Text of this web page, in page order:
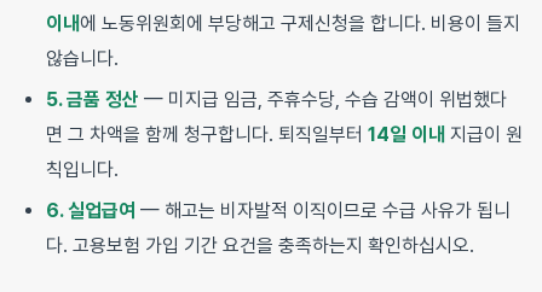
이내에 노동위원회에 부당해고 구제신청을 합니다. 비용이 들지
않습니다.
5. 금품 정산 — 미지급 임금, 주휴수당, 수습 감액이 위법했다
면 그 차액을 함께 청구합니다. 퇴직일부터 14일 이내 지급이 원
칙입니다.
6. 실업급여 — 해고는 비자발적 이직이므로 수급 사유가 됩니
다. 고용보험 가입 기간 요건을 충족하는지 확인하십시오.